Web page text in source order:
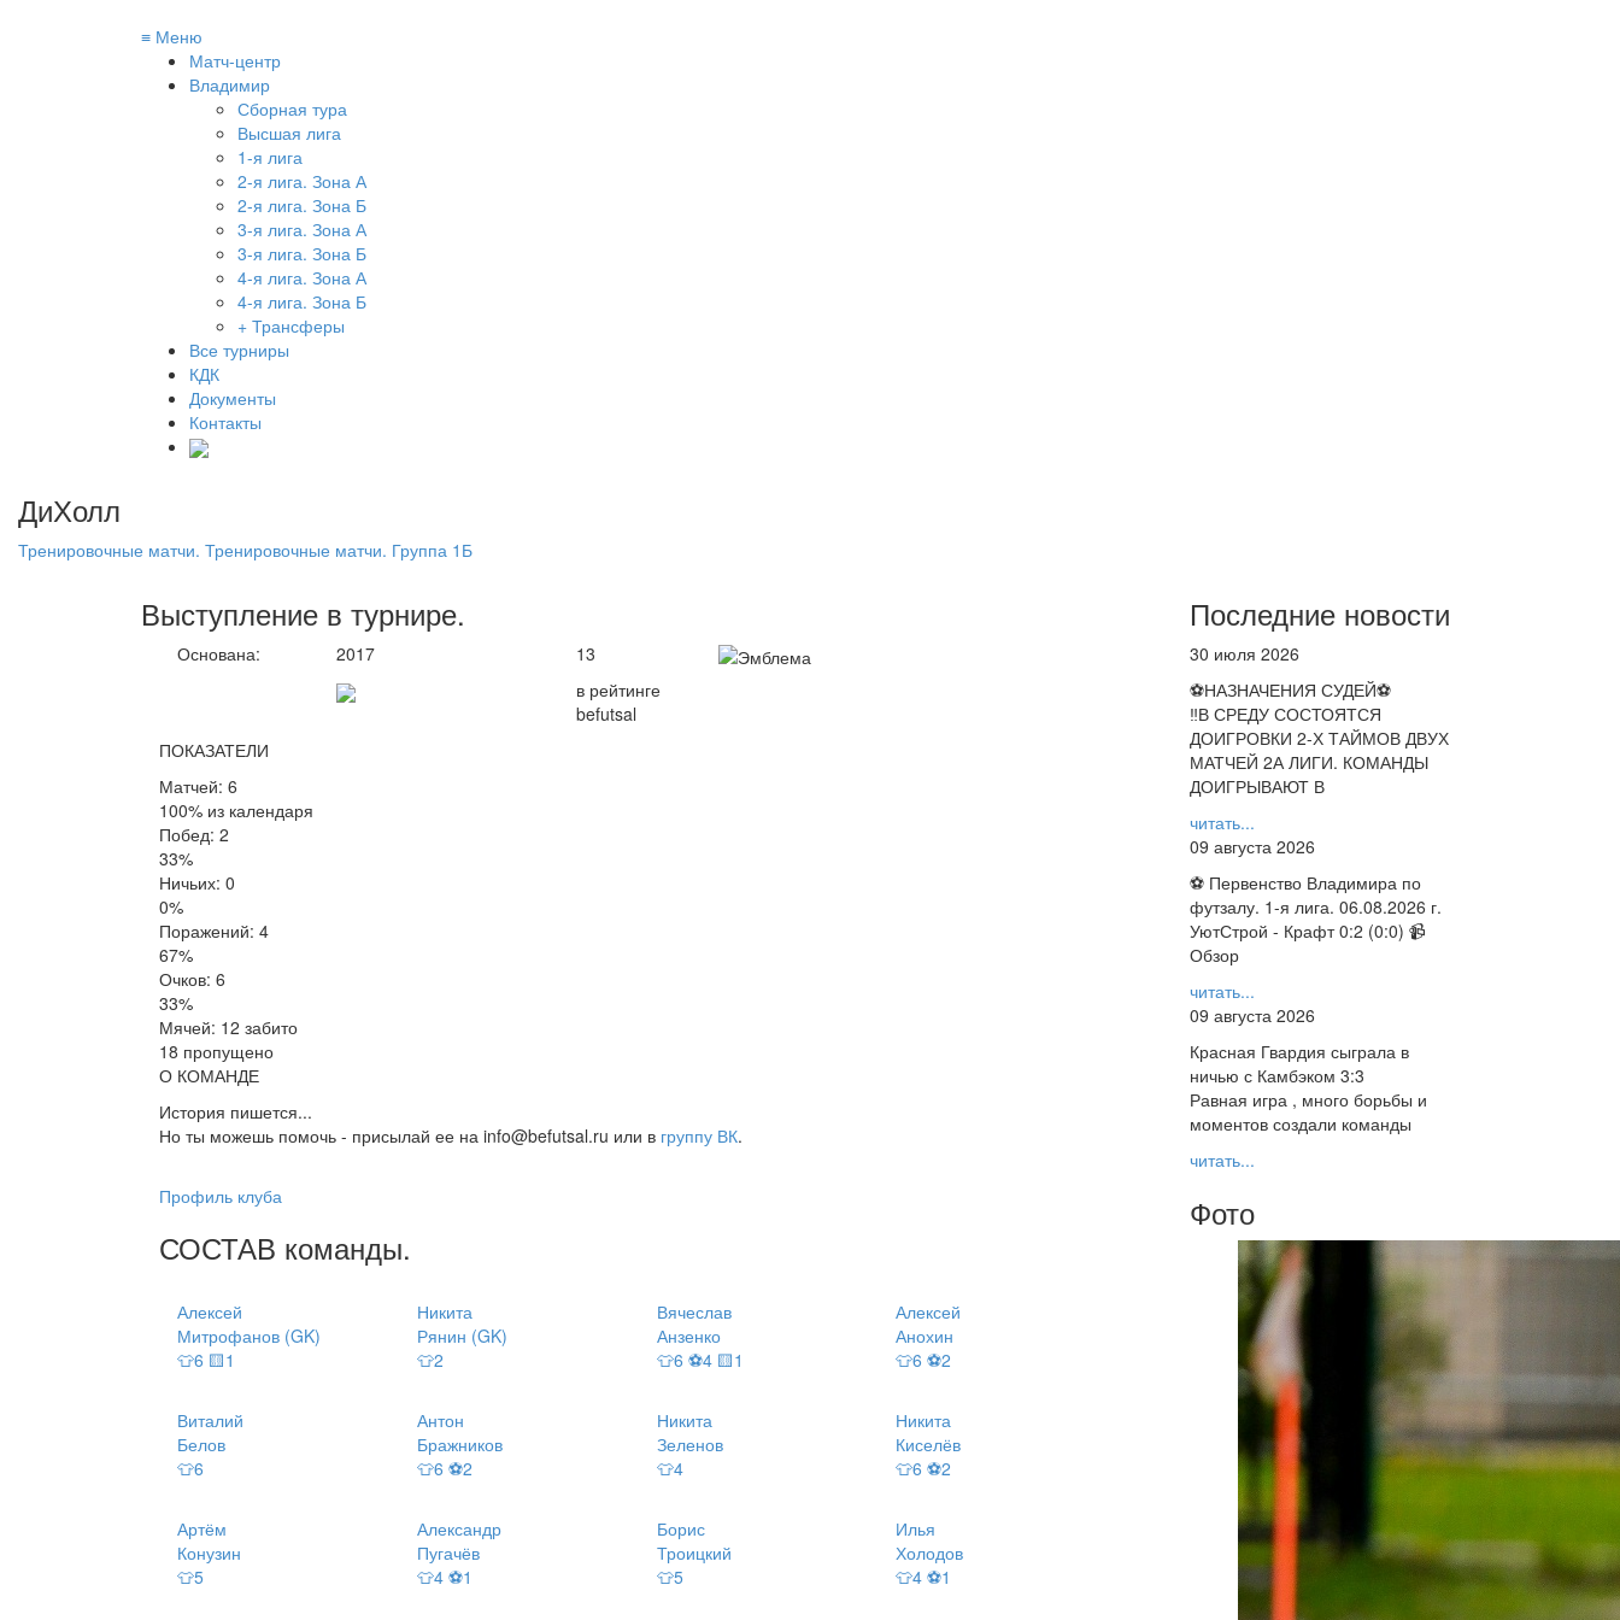
≡ Меню
Матч-центр
Владимир
Сборная тура
Высшая лига
1-я лига
2-я лига. Зона А
2-я лига. Зона Б
3-я лига. Зона А
3-я лига. Зона Б
4-я лига. Зона А
4-я лига. Зона Б
+ Трансферы
Все турниры
КДК
Документы
Контакты
ДиХолл
Тренировочные матчи. Тренировочные матчи. Группа 1Б
Выступление в турнире.
Основана: 2017
13
в рейтинге
befutsal
ПОКАЗАТЕЛИ
Матчей: 6
100% из календаря
Побед: 2
33%
Ничьих: 0
0%
Поражений: 4
67%
Очков: 6
33%
Мячей: 12 забито
18 пропущено
О КОМАНДЕ
История пишется...
Но ты можешь помочь - присылай ее на info@befutsal.ru или в группу ВК.
Профиль клуба
СОСТАВ команды.
Алексей
Митрофанов (GK)
👕6 🟨1
Никита
Рянин (GK)
👕2
Вячеслав
Анзенко
👕6 ⚽4 🟨1
Алексей
Анохин
👕6 ⚽2
Виталий
Белов
👕6
Антон
Бражников
👕6 ⚽2
Никита
Зеленов
👕4
Никита
Киселёв
👕6 ⚽2
Артём
Конузин
👕5
Александр
Пугачёв
👕4 ⚽1
Борис
Троицкий
👕5
Илья
Холодов
👕4 ⚽1
Последние новости
30 июля 2026
⚽НАЗНАЧЕНИЯ СУДЕЙ⚽
‼В СРЕДУ СОСТОЯТСЯ
ДОИГРОВКИ 2-Х ТАЙМОВ ДВУХ
МАТЧЕЙ 2А ЛИГИ. КОМАНДЫ
ДОИГРЫВАЮТ В
читать...
09 августа 2026
⚽ Первенство Владимира по
футзалу. 1-я лига. 06.08.2026 г.
УютСтрой - Крафт 0:2 (0:0) 📹
Обзор
читать...
09 августа 2026
Красная Гвардия сыграла в
ничью с Камбэком 3:3
Равная игра , много борьбы и
моментов создали команды
читать...
Фото